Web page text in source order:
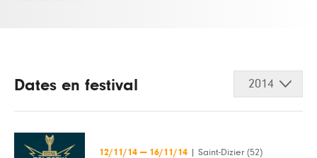
Dates en festival 2014
12/11/14 — 16/11/14 Saint-Dizier (52)